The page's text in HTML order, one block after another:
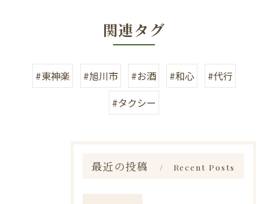
関連タグ
#東神楽 #旭川市 #お酒 #和心
#代行
#タクシー
最近の投稿 Recent Posts